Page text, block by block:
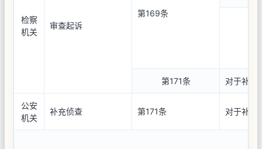
检察
机关
审查起诉
第169条
第171条 对于补充
公安
机关
补充侦查 第171条 对于补充